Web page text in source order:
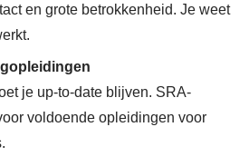
en grote betrokkenheid. Je weet
je up-to-date blijven. SRA-
voldoende opleidingen voor